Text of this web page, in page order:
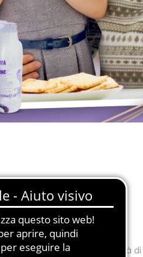
in
aggiornato su tutte le novità di